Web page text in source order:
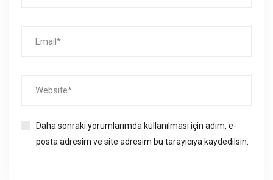
Daha sonraki yorumlarımda kullanılması için adım, e-
posta adresim ve site adresim bu tarayıcıya kaydedilsin.